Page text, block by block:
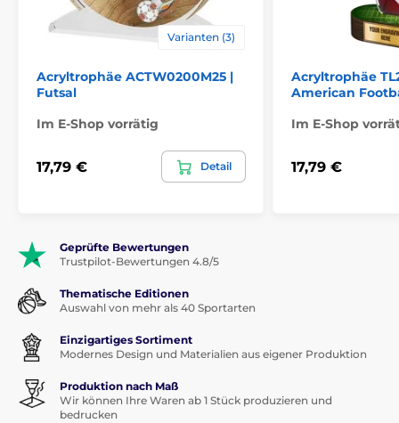
Varianten (3)
Acryltrophäe ACTW0200M25 |
Futsal
Im E-Shop vorrätig
17,79 € Detail
Acryltrophäe
American
Im E-Shop
17,79 €
Geprüfte Bewertungen
Trustpilot-Bewertungen 4.8/5
Thematische Editionen
Auswahl von mehr als 40 Sportarten
Einzigartiges Sortiment
Modernes Design und Materialien aus eigener Produktion
Produktion nach Maß
Wir können Ihre Waren ab 1 Stück produzieren und
bedrucken